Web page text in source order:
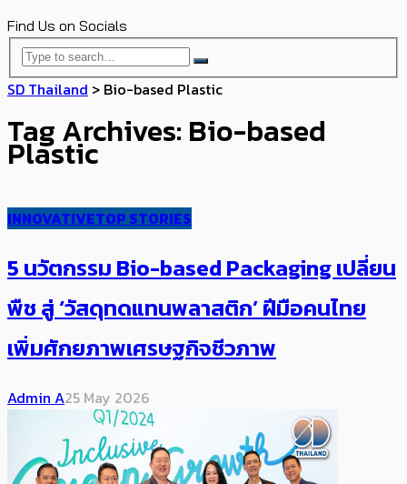
Find Us on Socials
SD Thailand > Bio-based Plastic
Tag Archives: Bio-based
Plastic
INNOVATIVETOP STORIES
5 นวัตกรรม Bio-based Packaging ​เปลี่ยน
พืช สู่ ‘วัสดุทดแทนพลาสติก’ ​​ฝีมือคนไทย​
เพิ่มศักยภาพเศรษฐกิจชีวภาพ
Admin A25 May 2026